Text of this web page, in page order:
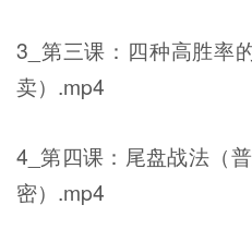
3_第三课：四种高胜率
卖）.mp4
4_第四课：尾盘战法（
密）.mp4